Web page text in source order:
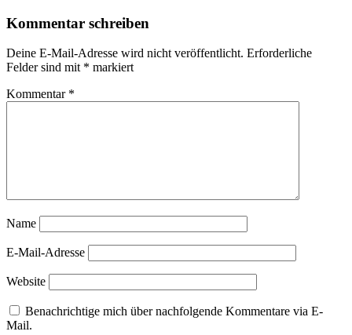
Kommentar schreiben
Deine E-Mail-Adresse wird nicht veröffentlicht. Erforderliche
Felder sind mit * markiert
Kommentar *
Name
E-Mail-Adresse
Website
Benachrichtige mich über nachfolgende Kommentare via E-
Mail.